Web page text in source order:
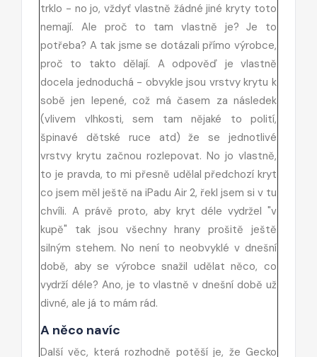
trklo - no jo, vždyť vlastně žádné jiné kryty toto
nemají. Ale proč to tam vlastně je? Je to
potřeba? A tak jsme se dotázali přímo výrobce,
proč to takto dělají. A odpověď je vlastně
docela jednoduchá - obvykle jsou vrstvy krytu k
sobě jen lepené, což má časem za následek
(vlivem vlhkosti, sem tam nějaké to polití,
špinavé dětské ruce atd) že se jednotlivé
vrstvy krytu začnou rozlepovat. No jo vlastně,
to je pravda, to mi přesně udělal předchozí kryt
co jsem měl ještě na iPadu Air 2, řekl jsem si v tu
chvíli. A právě proto, aby kryt déle vydržel "v
kupě" tak jsou všechny hrany prošitě ještě
silným stehem. No není to neobvyklé v dnešní
době, aby se výrobce snažil udělat něco, co
vydrží déle? Ano, je to vlastně v dnešní době už
divné, ale já to mám rád.
A něco navíc
Další věc, která rozhodně potěší je, že Gecko